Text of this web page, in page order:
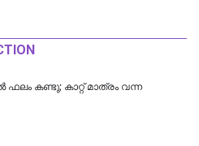
കണ്ടു; കാറ്റ് മാത്രം വന്ന